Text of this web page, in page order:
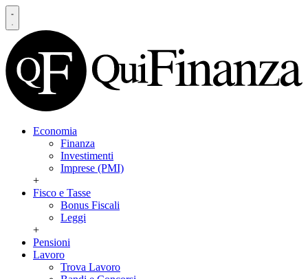
Economia
Finanza
Investimenti
Imprese (PMI)
+
Fisco e Tasse
Bonus Fiscali
Leggi
+
Pensioni
Lavoro
Trova Lavoro